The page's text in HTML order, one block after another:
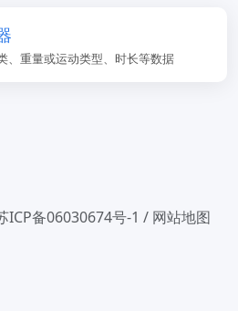
、重量或运动类型、时长等数据
ICP备06030674号-1 / 网站地图